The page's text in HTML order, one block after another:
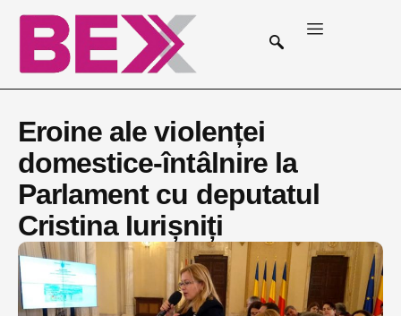
Eroine ale violenței
domestice-întâlnire la
Parlament cu deputatul
Cristina Iurișniți